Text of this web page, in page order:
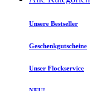
Unsere Bestseller
Geschenkgutscheine
Unser Flockservice